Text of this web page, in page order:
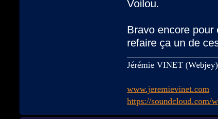
Voilou.
Bravo encore
refaire ça un de
Jérémie VINET (Webjey)
www.jeremievinet.com
https://soundcloud.com/